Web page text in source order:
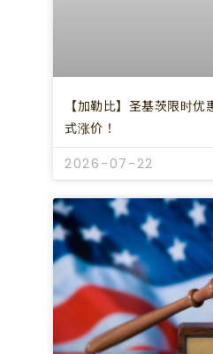
【加勒比】圣基茨限时
式涨价！
2026-07-22